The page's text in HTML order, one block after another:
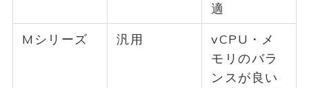
適
Mシリーズ 汎用
vCPU・メ
モリのバラ
ンスが良い